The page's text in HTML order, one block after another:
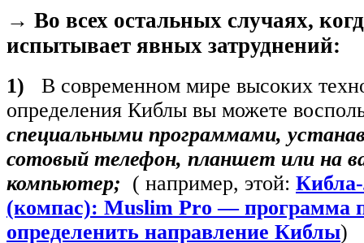
→ Во всех остальных случаях,
испытывает явных затруднений:
1) В современном мире высоких
определения Киблы вы можете
специальными программами,
сотовый телефон, планшет или на
компьютер; ( например, этой:
(компас): Muslim Pro — программа
определенить направление Киблы)